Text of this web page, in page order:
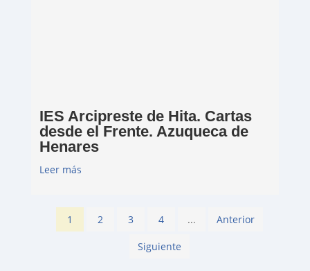
IES Arcipreste de Hita. Cartas
desde el Frente. Azuqueca de
Henares
Leer más
1 2 3 4 ... Anterior
Siguiente